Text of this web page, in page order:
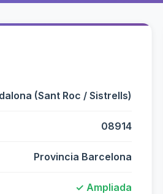
(Sant Roc / Sistrells)
08914
Provincia Barcelona
✓ Ampliada